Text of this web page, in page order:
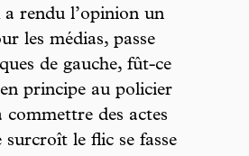
a rendu l’opinion un
les médias, passe
de gauche, fût-ce
principe au policier
des actes
surcroît le flic se fasse